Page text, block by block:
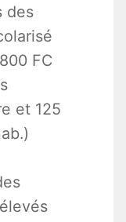
des
FC
et 125